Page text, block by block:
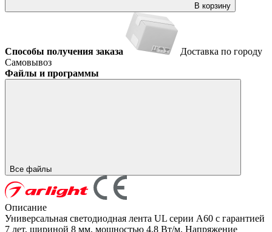
В корзину
Способы получения заказа
Доставка по городу
Самовывоз
Файлы и программы
Все файлы
Описание
Универсальная светодиодная лента UL серии A60 с гарантией
7 лет, шириной 8 мм, мощностью 4.8 Вт/м. Напряжение